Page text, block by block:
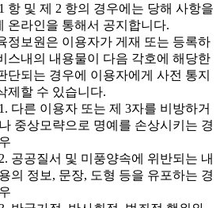
항 및 제 2 항의 경우에는 당해 사항을
온라인을 통해서 공지합니다.
정보원은 이용자가 게재 또는 등록하
스내의 내용물이 다음 각호에 해당한
단되는 경우에 이용자에게 사전 통지
제할 수 있습니다.
1. 다른 이용자 또는 제 3자를 비방하거
나 중상모략으로 명예를 손상시키는 경
우
2. 공공질서 및 미풍양속에 위반되는 내
용의 정보, 문장, 도형 등을 유포하는 경
우